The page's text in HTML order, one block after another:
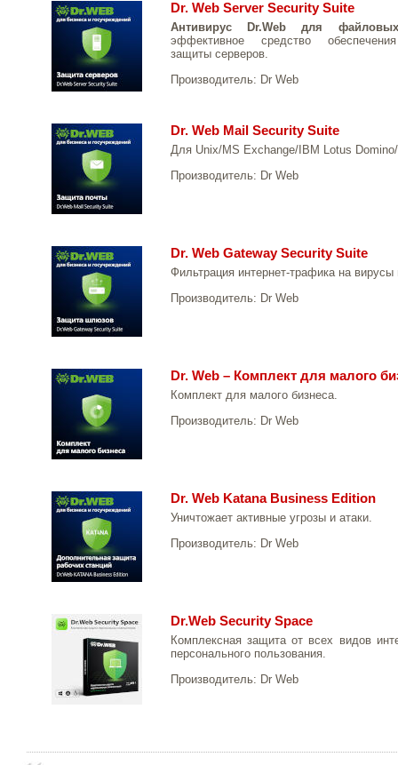
Dr. Web Server Security Suite
Антивирус Dr.Web для
эффективное средство
защиты серверов.
Производитель: Dr Web
Dr. Web Mail Security Suite
Для Unix/MS Exchange/IBM Lotus
Производитель: Dr Web
Dr. Web Gateway Security Suite
Фильтрация интернет-трафика на
Производитель: Dr Web
Dr. Web – Комплект для малого
Комплект для малого бизнеса.
Производитель: Dr Web
Dr. Web Katana Business Edition
Уничтожает активные угрозы и атаки.
Производитель: Dr Web
Dr.Web Security Space
Комплексная защита от всех видов
персонального пользования.
Производитель: Dr Web